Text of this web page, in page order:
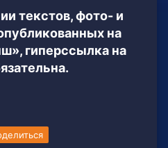
текстов, фото- и
на
гиперссылка на